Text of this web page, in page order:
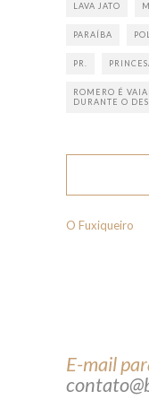
LAVA JATO
PARAÍBA
PR.
ROMERO É
DURANTE O
O Fuxiqueiro
E-mail